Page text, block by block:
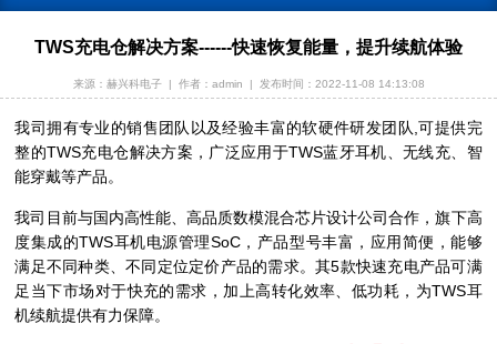
TWS充电仓解决方案------快速恢复能量，提升续航体验
来源：赫兴科电子 | 作者：admin | 发布时间：2022-11-08 14:13:08
我司拥有专业的销售团队以及经验丰富的软硬件研发团队,可提供完
整的TWS充电仓解决方案，广泛应用于TWS蓝牙耳机、无线充、智
能穿戴等产品。
我司目前与国内高性能、高品质数模混合芯片设计公司合作，旗下高
度集成的TWS耳机电源管理SoC，产品型号丰富，应用简便，能够
满足不同种类、不同定位定价产品的需求。其5款快速充电产品可满
足当下市场对于快充的需求，加上高转化效率、低功耗，为TWS耳
机续航提供有力保障。